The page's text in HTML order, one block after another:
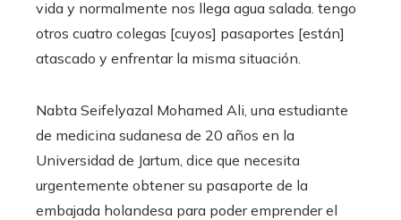
vida y normalmente nos llega agua salada. tengo
otros cuatro colegas [cuyos] pasaportes [están]
atascado y enfrentar la misma situación.
Nabta Seifelyazal Mohamed Ali, una estudiante
de medicina sudanesa de 20 años en la
Universidad de Jartum, dice que necesita
urgentemente obtener su pasaporte de la
embajada holandesa para poder emprender el